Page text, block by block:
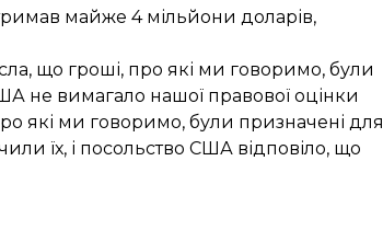
майже 4 мільйони доларів,
що гроші, про які ми говоримо, були
не вимагало нашої правової оцінки
які ми говоримо, були призначені для
їх, і посольство США відповіло, що